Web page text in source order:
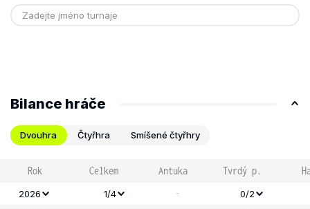
Bilance hráče
Dvouhra Čtyřhra Smíšené čtyřhry
Rok Celkem Antuka Tvrdý p.
2026 1/4 -
0/2